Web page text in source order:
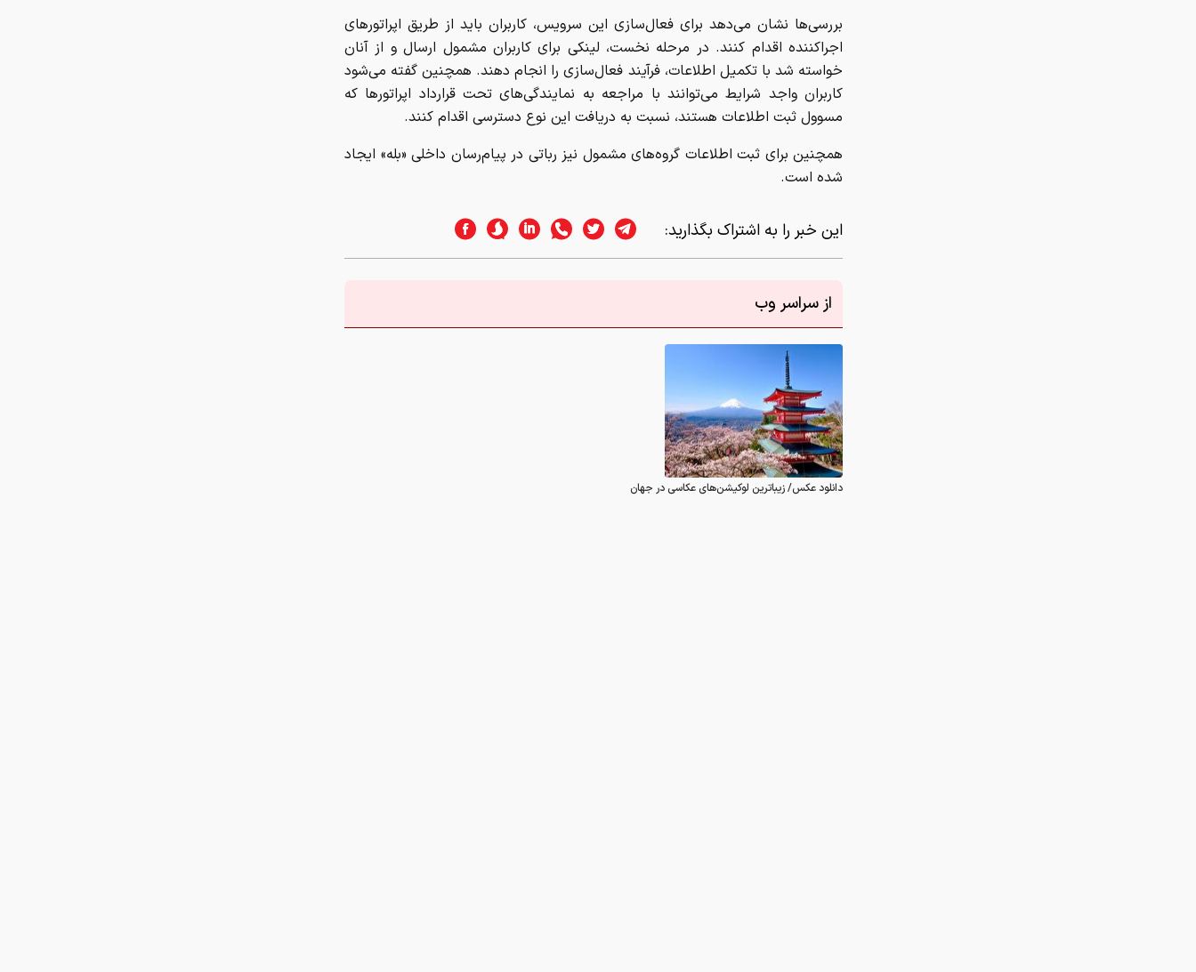
بررسی‌ها نشان می‌دهد برای فعال‌سازی این سرویس، کاربران باید از طریق اپراتورهای
اجراکننده اقدام کنند. در مرحله نخست، لینکی برای کاربران مشمول ارسال و از آنان
خواسته شد با تکمیل اطلاعات، فرآیند فعال‌سازی را انجام دهند. همچنین گفته می‌شود
کاربران واجد شرایط می‌توانند با مراجعه به نمایندگی‌های تحت قرارداد اپراتورها که
مسوول ثبت اطلاعات هستند، نسبت به دریافت این نوع دسترسی اقدام کنند.
همچنین برای ثبت اطلاعات گروه‌های مشمول نیز رباتی در پیام‌رسان داخلی «بله» ایجاد
شده است.
این خبر را به اشتراک بگذارید:
از سراسر وب
دانلود عکس/ زیباترین لوکیشن‌های عکاسی در جهان